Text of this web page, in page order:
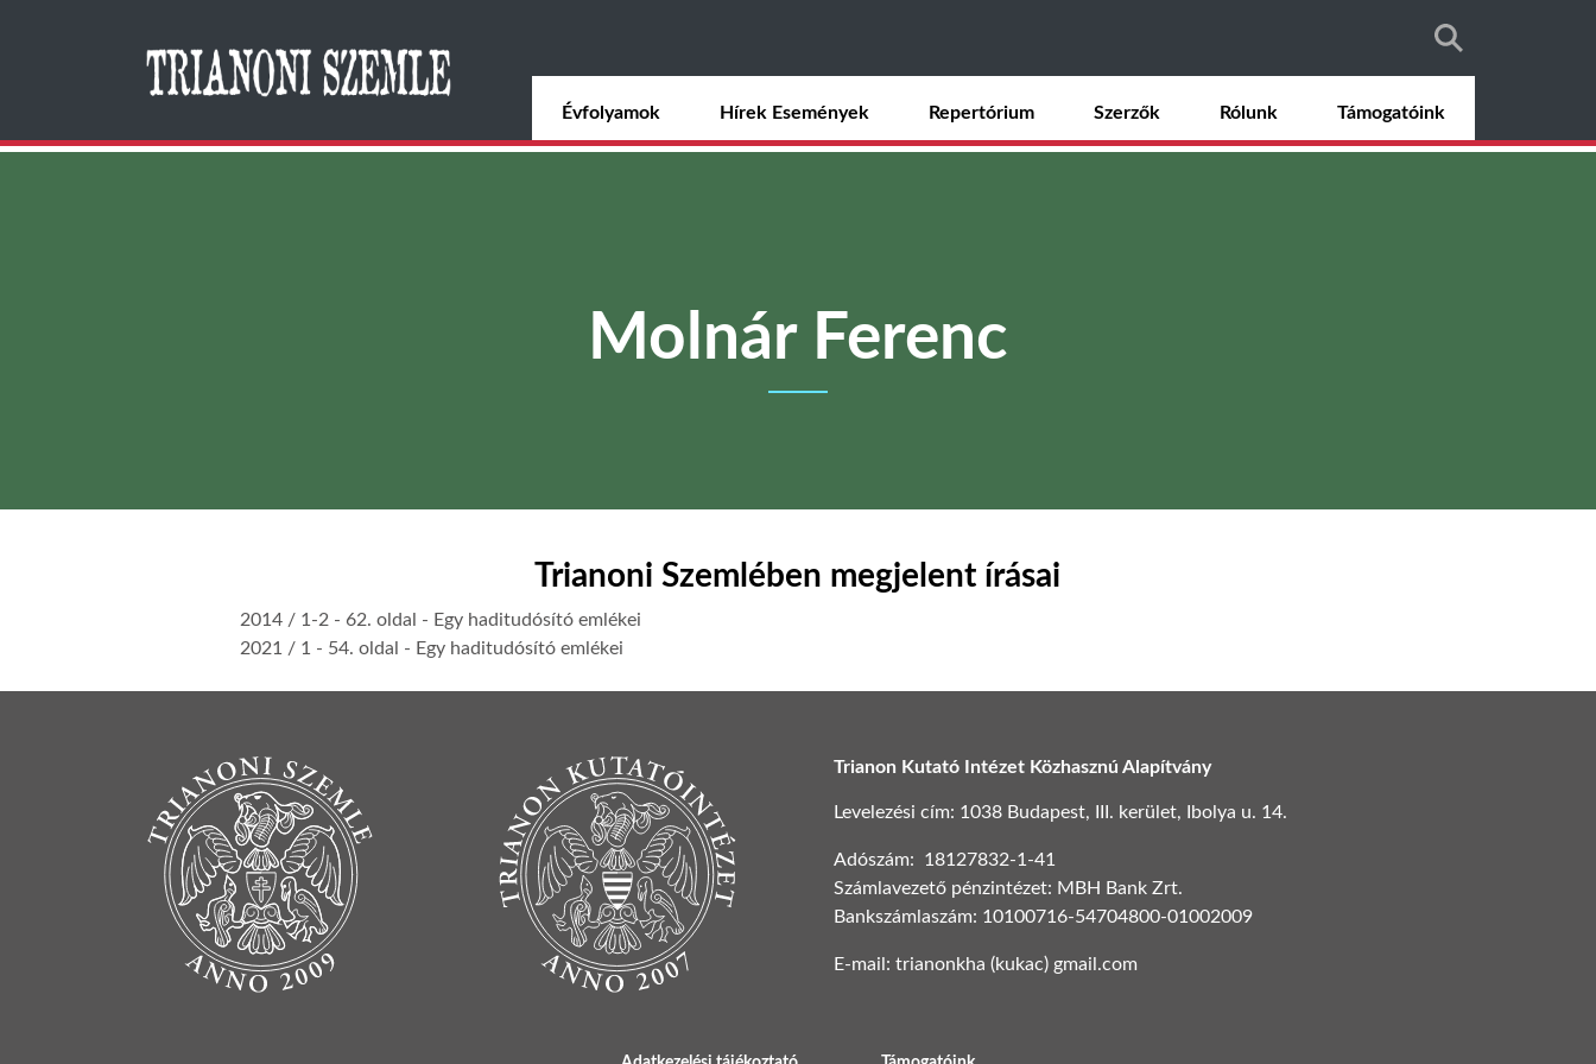
tartalomra
Évfolyamok Hírek Események Repertórium Szerzők Rólunk Támogatóink
Molnár Ferenc
Trianoni Szemlében megjelent írásai
2014 / 1-2 - 62. oldal - Egy haditudósító emlékei
2021 / 1 - 54. oldal - Egy haditudósító emlékei
Trianon Kutató Intézet Közhasznú Alapítvány
Levelezési cím: 1038 Budapest, III. kerület, Ibolya u. 14.
Adószám: 18127832-1-41
Számlavezető pénzintézet: MBH Bank Zrt.
Bankszámlaszám: 10100716-54704800-01002009
E-mail: trianonkha (kukac) gmail.com